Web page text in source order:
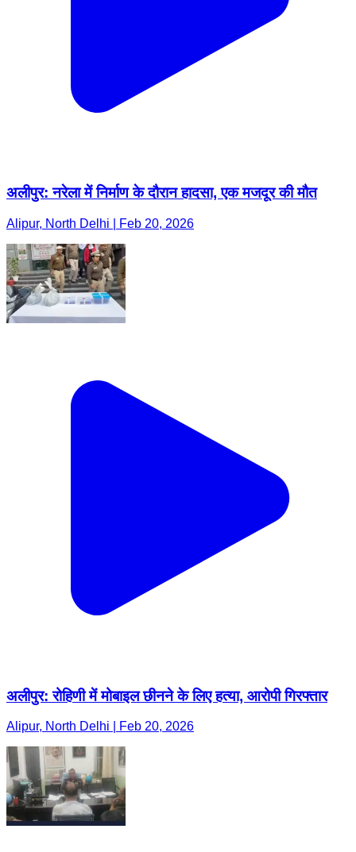
अलीपुर: नरेला में निर्माण के दौरान हादसा, एक मजदूर की मौत
Alipur, North Delhi | Feb 20, 2026
अलीपुर: रोहिणी में मोबाइल छीनने के लिए हत्या, आरोपी गिरफ्तार
Alipur, North Delhi | Feb 20, 2026